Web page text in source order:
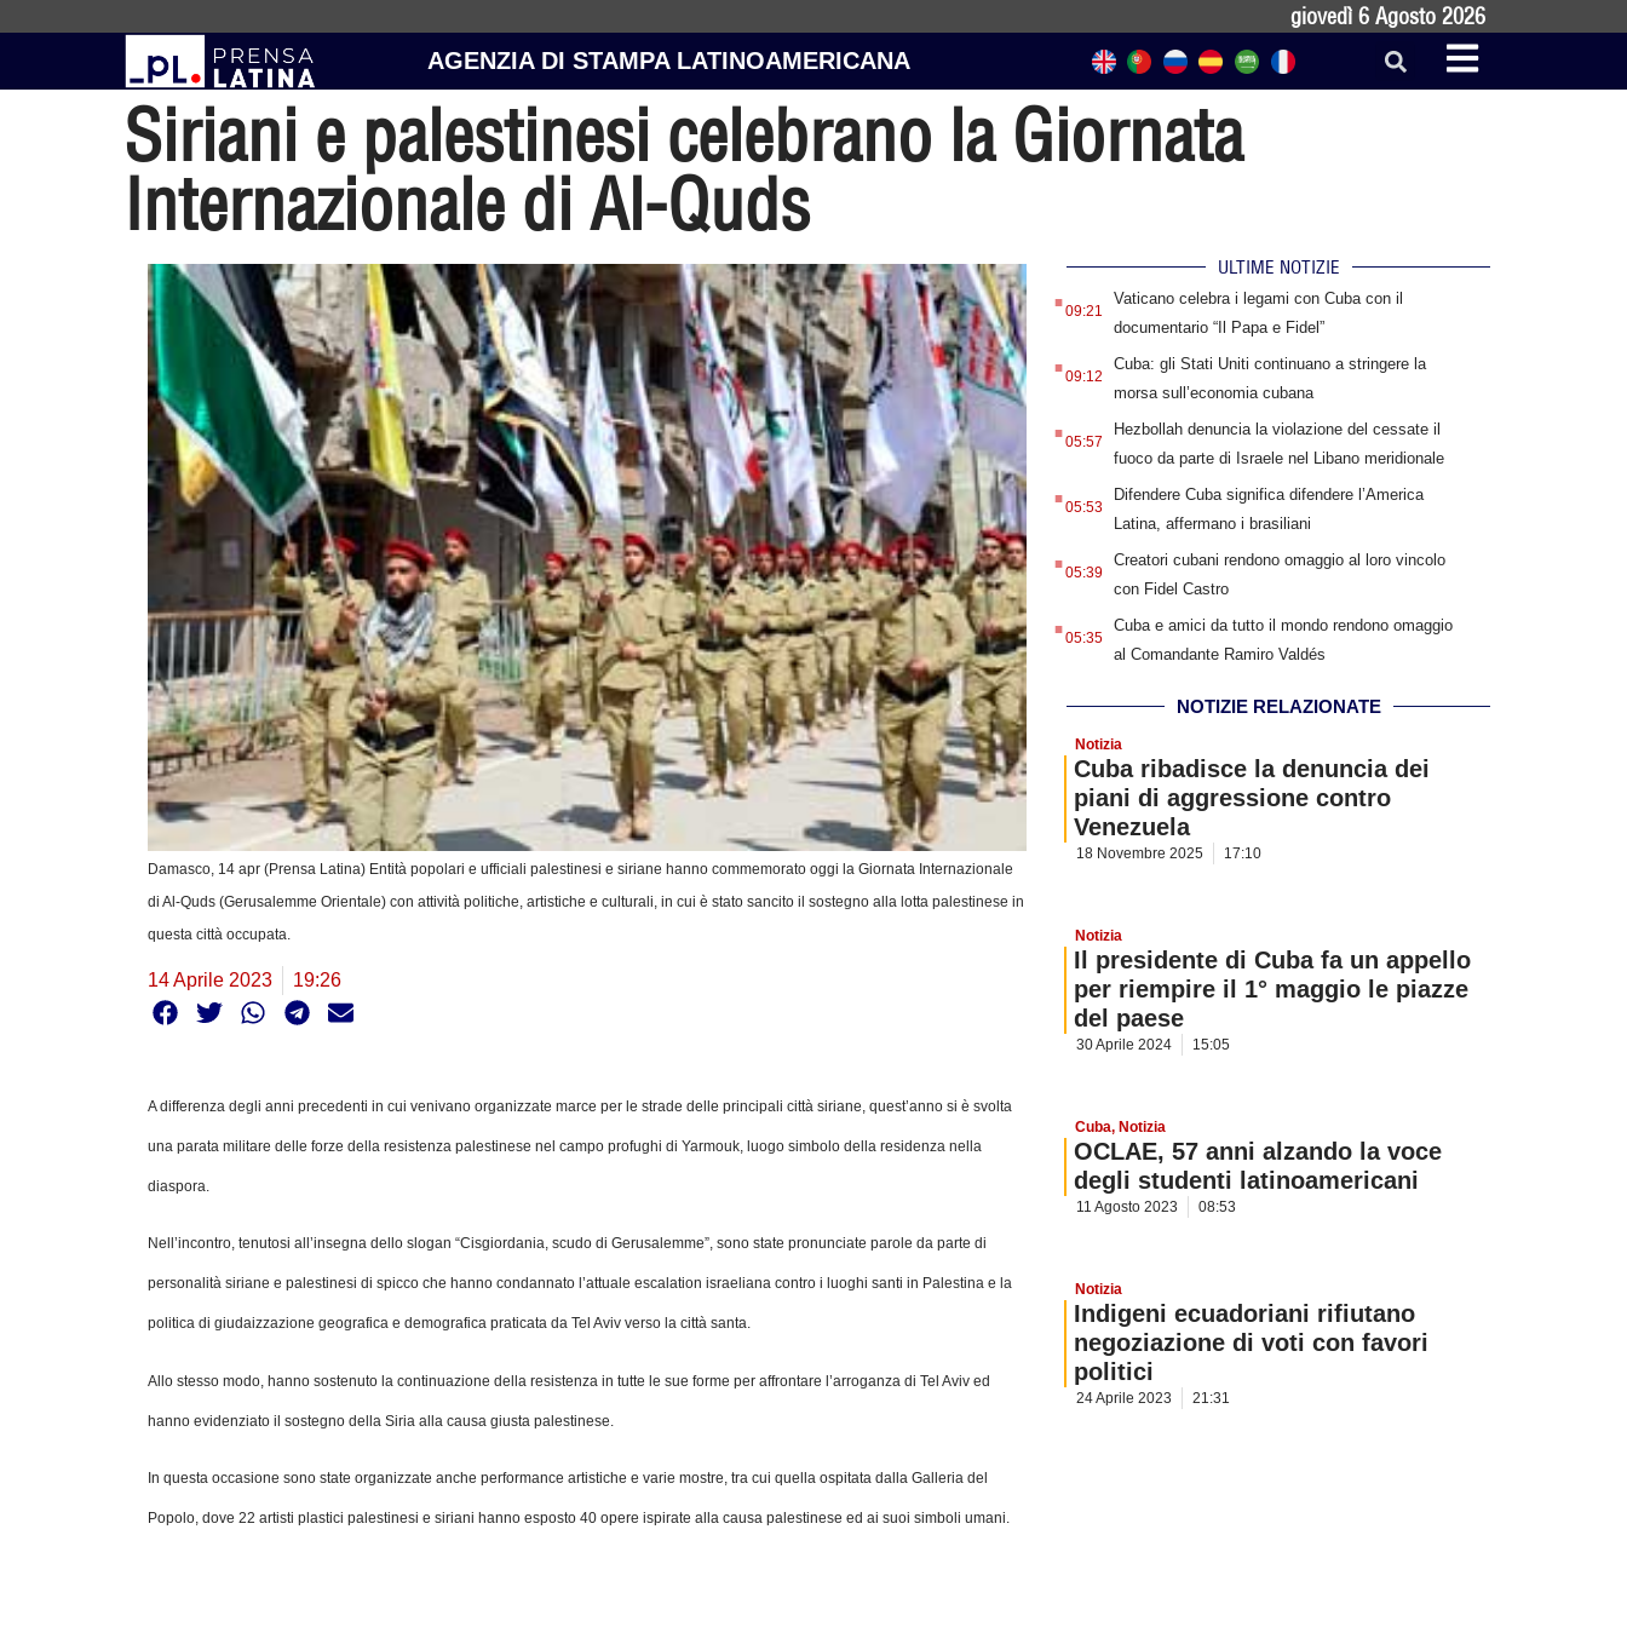
giovedì 6 Agosto 2026
AGENZIA DI STAMPA LATINOAMERICANA
Siriani e palestinesi celebrano la Giornata
Internazionale di Al-Quds
Damasco, 14 apr (Prensa Latina) Entità popolari e ufficiali palestinesi e siriane hanno commemorato oggi la Giornata Internazionale
di Al-Quds (Gerusalemme Orientale) con attività politiche, artistiche e culturali, in cui è stato sancito il sostegno alla lotta palestinese in
questa città occupata.
14 Aprile 2023 19:26
A differenza degli anni precedenti in cui venivano organizzate marce per le strade delle principali città siriane, quest’anno si è svolta
una parata militare delle forze della resistenza palestinese nel campo profughi di Yarmouk, luogo simbolo della residenza nella
diaspora.
Nell’incontro, tenutosi all’insegna dello slogan “Cisgiordania, scudo di Gerusalemme”, sono state pronunciate parole da parte di
personalità siriane e palestinesi di spicco che hanno condannato l’attuale escalation israeliana contro i luoghi santi in Palestina e la
politica di giudaizzazione geografica e demografica praticata da Tel Aviv verso la città santa.
Allo stesso modo, hanno sostenuto la continuazione della resistenza in tutte le sue forme per affrontare l’arroganza di Tel Aviv ed
hanno evidenziato il sostegno della Siria alla causa giusta palestinese.
In questa occasione sono state organizzate anche performance artistiche e varie mostre, tra cui quella ospitata dalla Galleria del
Popolo, dove 22 artisti plastici palestinesi e siriani hanno esposto 40 opere ispirate alla causa palestinese ed ai suoi simboli umani.
ULTIME NOTIZIE
.09:21
Vaticano celebra i legami con Cuba con il
documentario “Il Papa e Fidel”
.09:12
Cuba: gli Stati Uniti continuano a stringere la
morsa sull’economia cubana
.05:57
Hezbollah denuncia la violazione del cessate il
fuoco da parte di Israele nel Libano meridionale
.05:53
Difendere Cuba significa difendere l’America
Latina, affermano i brasiliani
.05:39
Creatori cubani rendono omaggio al loro vincolo
con Fidel Castro
.05:35
Cuba e amici da tutto il mondo rendono omaggio
al Comandante Ramiro Valdés
NOTIZIE RELAZIONATE
Notizia
Cuba ribadisce la denuncia dei
piani di aggressione contro
Venezuela
18 Novembre 2025 17:10
Notizia
Il presidente di Cuba fa un appello
per riempire il 1° maggio le piazze
del paese
30 Aprile 2024 15:05
Cuba, Notizia
OCLAE, 57 anni alzando la voce
degli studenti latinoamericani
11 Agosto 2023 08:53
Notizia
Indigeni ecuadoriani rifiutano
negoziazione di voti con favori
politici
24 Aprile 2023 21:31